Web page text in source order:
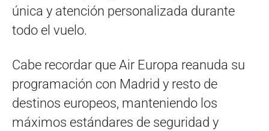
única y atención personalizada durante
todo el vuelo.
Cabe recordar que Air Europa reanuda su
programación con Madrid y resto de
destinos europeos, manteniendo los
máximos estándares de seguridad y